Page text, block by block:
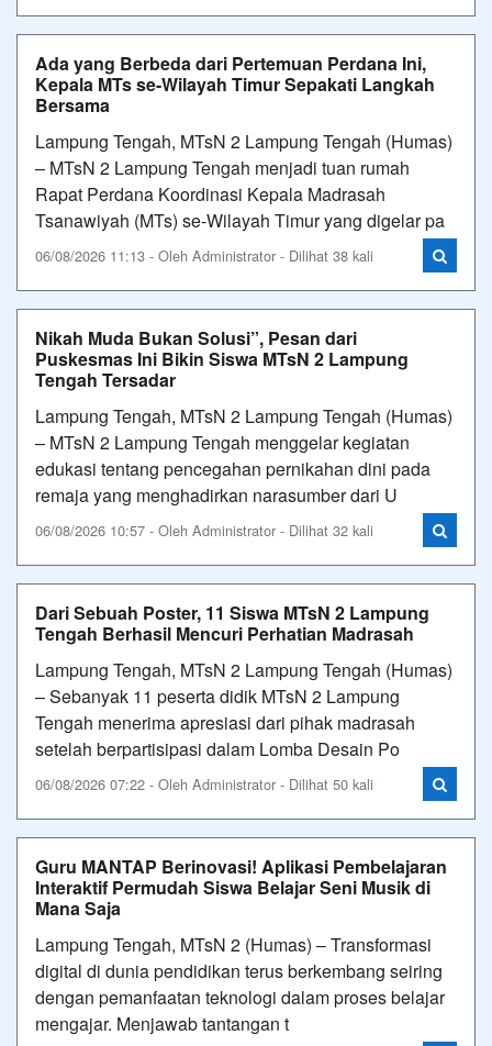
Ada yang Berbeda dari Pertemuan Perdana Ini,
Kepala MTs se-Wilayah Timur Sepakati Langkah
Bersama
Lampung Tengah, MTsN 2 Lampung Tengah (Humas)
– MTsN 2 Lampung Tengah menjadi tuan rumah
Rapat Perdana Koordinasi Kepala Madrasah
Tsanawiyah (MTs) se-Wilayah Timur yang digelar pa
06/08/2026 11:13 - Oleh Administrator - Dilihat 38 kali
Nikah Muda Bukan Solusi”, Pesan dari
Puskesmas Ini Bikin Siswa MTsN 2 Lampung
Tengah Tersadar
Lampung Tengah, MTsN 2 Lampung Tengah (Humas)
– MTsN 2 Lampung Tengah menggelar kegiatan
edukasi tentang pencegahan pernikahan dini pada
remaja yang menghadirkan narasumber dari U
06/08/2026 10:57 - Oleh Administrator - Dilihat 32 kali
Dari Sebuah Poster, 11 Siswa MTsN 2 Lampung
Tengah Berhasil Mencuri Perhatian Madrasah
Lampung Tengah, MTsN 2 Lampung Tengah (Humas)
– Sebanyak 11 peserta didik MTsN 2 Lampung
Tengah menerima apresiasi dari pihak madrasah
setelah berpartisipasi dalam Lomba Desain Po
06/08/2026 07:22 - Oleh Administrator - Dilihat 50 kali
Guru MANTAP Berinovasi! Aplikasi Pembelajaran
Interaktif Permudah Siswa Belajar Seni Musik di
Mana Saja
Lampung Tengah, MTsN 2 (Humas) – Transformasi
digital di dunia pendidikan terus berkembang seiring
dengan pemanfaatan teknologi dalam proses belajar
mengajar. Menjawab tantangan t